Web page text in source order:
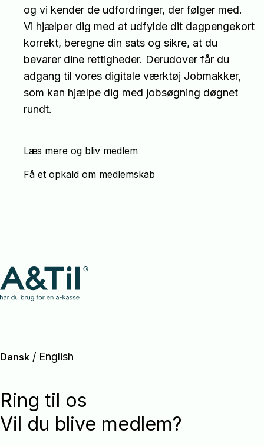
og vi kender de udfordringer, der følger med.
Vi hjælper dig med at udfylde dit dagpengekort
korrekt, beregne din sats og sikre, at du
bevarer dine rettigheder. Derudover får du
adgang til vores digitale værktøj Jobmakker,
som kan hjælpe dig med jobsøgning døgnet
rundt.
Læs mere og bliv medlem
Få et opkald om medlemskab
Dansk / English
Ring til os
Vil du blive medlem?